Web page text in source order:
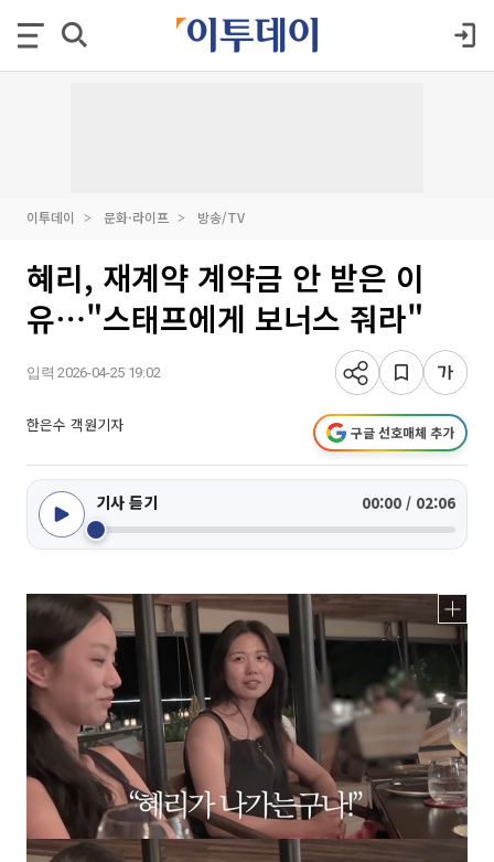
이투데이 문화·라이프 방송/TV
혜리, 재계약 계약금 안 받은 이
유⋯"스태프에게 보너스 줘라"
입력 2026-04-25 19:02
한은수 객원기자 구글 선호매체 추가
기사 듣기 00:00 / 02:06